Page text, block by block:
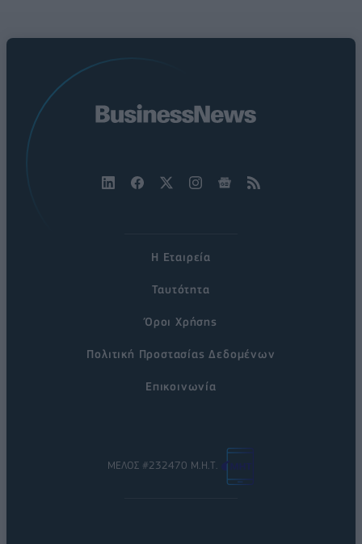
Η Εταιρεία
Ταυτότητα
Όροι Χρήσης
Πολιτική Προστασίας Δεδομένων
Επικοινωνία
ΜΕΛΟΣ #232470 Μ.Η.Τ.